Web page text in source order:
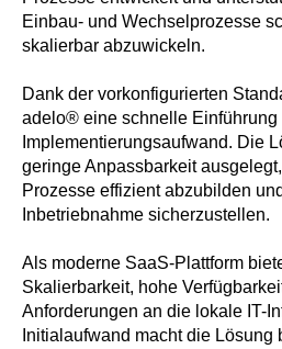
Einbau- und Wechselprozesse
skalierbar abzuwickeln.
Dank der vorkonfigurierten
adelo® eine schnelle Einführung
Implementierungsaufwand. Die
geringe Anpassbarkeit
Prozesse effizient abzubilden
Inbetriebnahme sicherzustellen.
Als moderne SaaS-Plattform
Skalierbarkeit, hohe
Anforderungen an die lokale IT-
Initialaufwand macht die Lösung